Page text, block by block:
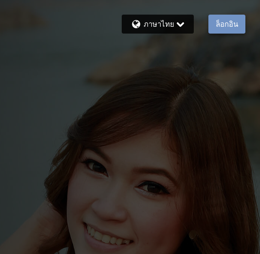
ภาษาไทย ล็อกอิน